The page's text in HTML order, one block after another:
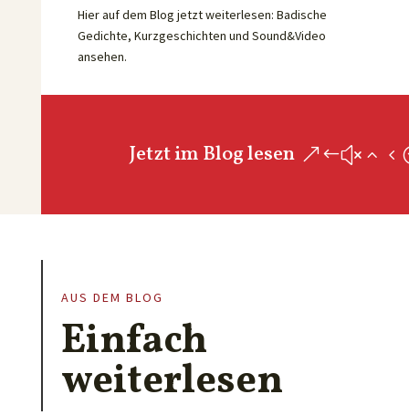
Hier auf dem Blog jetzt weiterlesen: Badische
Gedichte, Kurzgeschichten und Sound&Video
ansehen.
Jetzt im Blog lesen
AUS DEM BLOG
Einfach
weiterlesen